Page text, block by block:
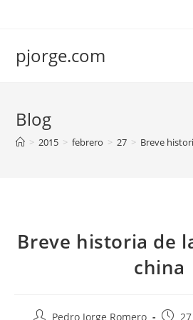
pjorge.com
Blog
> 2015 > febrero > 27 > Breve
Breve historia de
china
AutorPedro Jorge Romero